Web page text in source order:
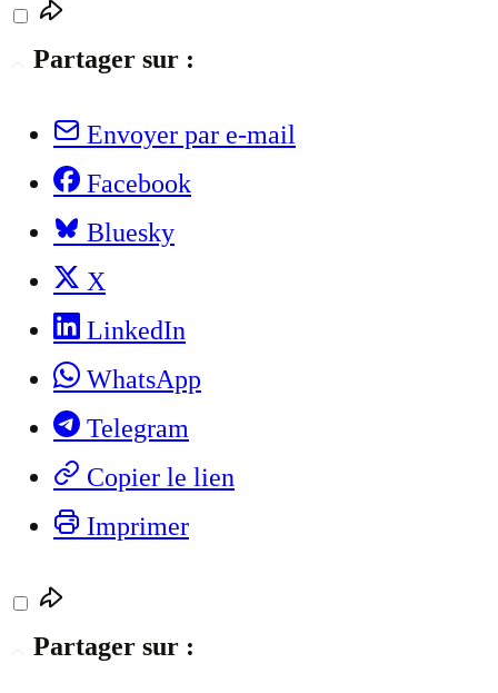
Partager sur :
Envoyer par e-mail
Facebook
Bluesky
X
LinkedIn
WhatsApp
Telegram
Copier le lien
Imprimer
Partager sur :